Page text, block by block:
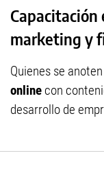
marketing y
Quienes se
online con
desarrollo de